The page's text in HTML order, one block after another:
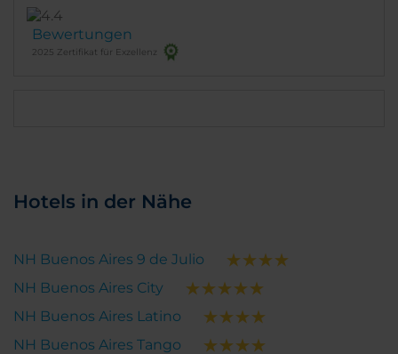
Bewertungen
2025 Zertifikat für Exzellenz
Hotels in der Nähe
NH Buenos Aires 9 de Julio
NH Buenos Aires City
NH Buenos Aires Latino
NH Buenos Aires Tango